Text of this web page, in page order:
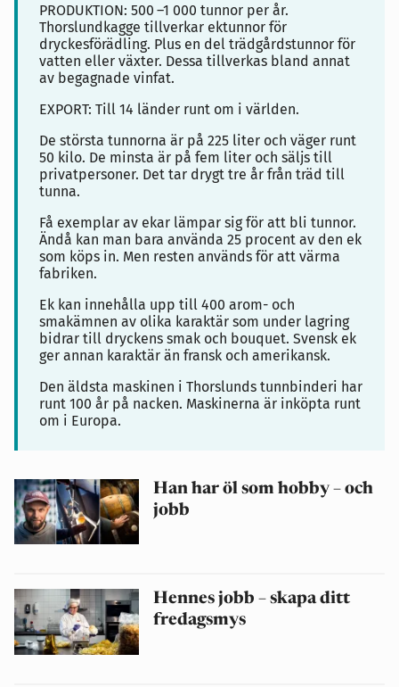
PRODUKTION: 500 –1 000 tunnor per år.
Thorslundkagge tillverkar ektunnor för
dryckesförädling. Plus en del trädgårdstunnor för
vatten eller växter. Dessa tillverkas bland annat
av begagnade vinfat.
EXPORT: Till 14 länder runt om i världen.
De största tunnorna är på 225 liter och väger runt
50 kilo. De minsta är på fem liter och säljs till
privatpersoner. Det tar drygt tre år från träd till
tunna.
Få exemplar av ekar lämpar sig för att bli tunnor.
Ändå kan man bara använda 25 procent av den ek
som köps in. Men resten används för att värma
fabriken.
Ek kan innehålla upp till 400 arom- och
smakämnen av olika karaktär som under lagring
bidrar till dryckens smak och bouquet. Svensk ek
ger annan karaktär än fransk och amerikansk.
Den äldsta maskinen i Thorslunds tunnbinderi har
runt 100 år på nacken. Maskinerna är inköpta runt
om i Europa.
Han har öl som hobby – och
jobb
Hennes jobb – skapa ditt
fredagsmys